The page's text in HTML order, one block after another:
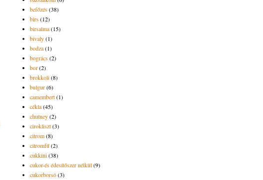
befőzés(38)
birs(12)
birsalma(15)
bivaly(1)
bodza(1)
bogrács(2)
bor(2)
brokkoli(8)
bulgur(6)
camembert(1)
cékla(45)
chutney(2)
cirokliszt(3)
citrom(8)
citromfű(2)
cukkini(38)
cukor-és édesítőszer nélkül(9)
cukorborsó(3)